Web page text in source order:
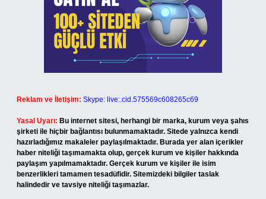
Reklam ve İletişim: Skype: live:.cid.575569c608265c69
Yasal Uyarı: Bu internet sitesi, herhangi bir marka, kurum veya şahıs
şirketi ile hiçbir bağlantısı bulunmamaktadır. Sitede yalnızca kendi
hazırladığımız makaleler paylaşılmaktadır. Burada yer alan içerikler
haber niteliği taşımamakta olup, gerçek kurum ve kişiler hakkında
paylaşım yapılmamaktadır. Gerçek kurum ve kişiler ile isim
benzerlikleri tamamen tesadüfidir. Sitemizdeki bilgiler taslak
halindedir ve tavsiye niteliği taşımazlar.